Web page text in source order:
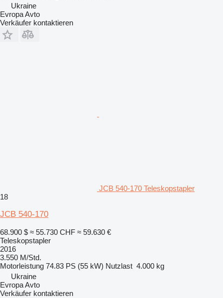
Ukraine
Evropa Avto
Verkäufer kontaktieren
JCB 540-170 Teleskopstapler
18
JCB 540-170
68.900 $ ≈ 55.730 CHF ≈ 59.630 €
Teleskopstapler
2016
3.550 M/Std.
Motorleistung 74.83 PS (55 kW) Nutzlast 4.000 kg
Ukraine
Evropa Avto
Verkäufer kontaktieren